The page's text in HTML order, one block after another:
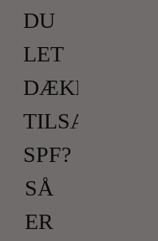
DU
LET
DÆKNING
TILSAT
SPF?
SÅ
ER